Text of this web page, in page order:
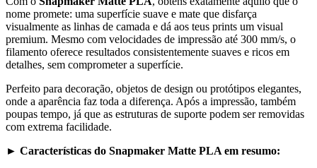
nome promete: uma superfície suave e mate que disfarça
visualmente as linhas de camada e dá aos teus prints um visual
premium. Mesmo com velocidades de impressão até 300 mm/s, o
filamento oferece resultados consistentemente suaves e ricos em
detalhes, sem comprometer a superfície.
Perfeito para decoração, objetos de design ou protótipos elegantes,
onde a aparência faz toda a diferença. Após a impressão, também
poupas tempo, já que as estruturas de suporte podem ser removidas
com extrema facilidade.
► Características do Snapmaker Matte PLA em resumo: